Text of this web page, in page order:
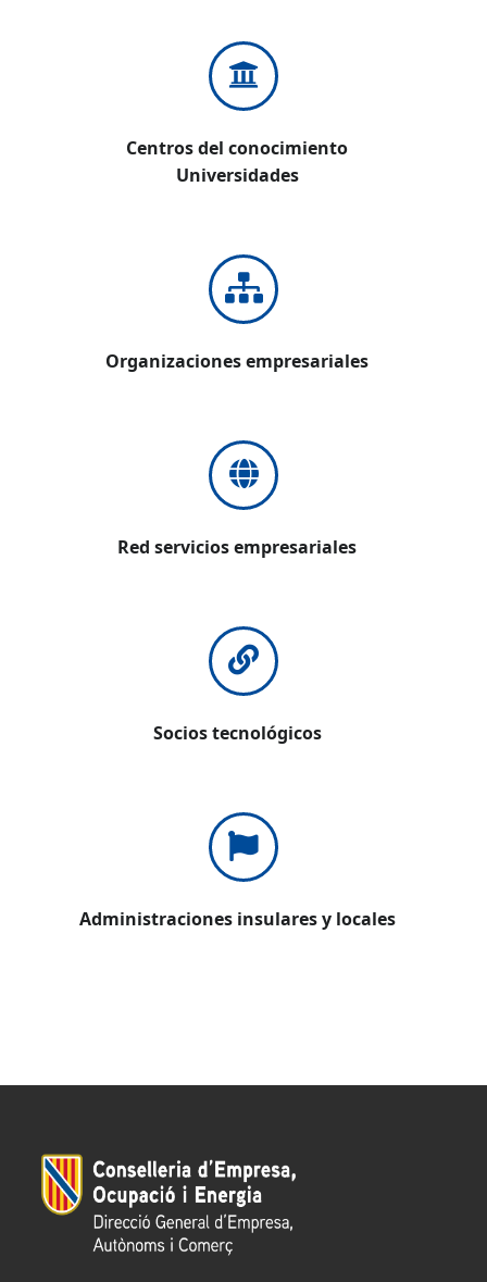
Centros del conocimiento
Universidades
Organizaciones empresariales
Red servicios empresariales
Socios tecnológicos
Administraciones insulares y locales